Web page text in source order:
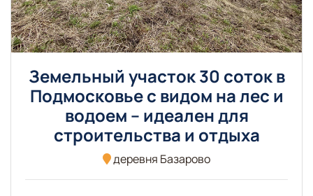
Земельный участок 30 соток в
Подмосковье с видом на лес и
водоем – идеален для
строительства и отдыха
деревня Базарово